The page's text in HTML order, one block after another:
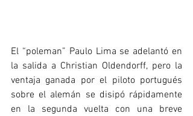
El “poleman” Paulo Lima se adelantó en
la salida a Christian Oldendorff, pero la
ventaja ganada por el piloto portugués
sobre el alemán se disipó rápidamente
en la segunda vuelta con una breve